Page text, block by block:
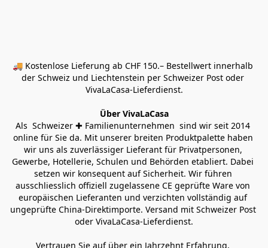
🚚 Kostenlose Lieferung ab CHF 150.– Bestellwert innerhalb
der Schweiz und Liechtenstein per Schweizer Post oder
VivaLaCasa-Lieferdienst.
Über VivaLaCasa
Als  Schweizer ✚ Familienunternehmen  sind wir seit 2014
online für Sie da. Mit unserer breiten Produktpalette haben
wir uns als zuverlässiger Lieferant für Privatpersonen,
Gewerbe, Hotellerie, Schulen und Behörden etabliert. Dabei
setzen wir konsequent auf Sicherheit. Wir führen
ausschliesslich offiziell zugelassene CE geprüfte Ware von
europäischen Lieferanten und verzichten vollständig auf
ungeprüfte China-Direktimporte. Versand mit Schweizer Post
oder VivaLaCasa-Lieferdienst.
Vertrauen Sie auf über ein Jahrzehnt Erfahrung,